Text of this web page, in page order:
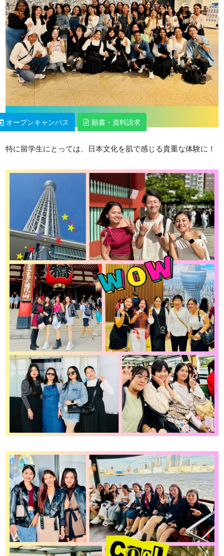
オープンキャンパス 願書・資料請求
オープンキャンパス 願書・資料請求
特に留学生にとっては、日本文化を肌で感じる貴重な体験に！